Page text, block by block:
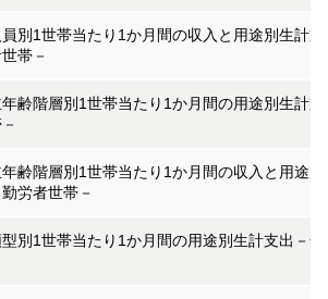
別1世帯当たり1か月間の収入と用途別生計支
帯－
齢階層別1世帯当たり1か月間の用途別生計支
齢階層別1世帯当たり1か月間の収入と用途別
労者世帯－
別1世帯当たり1か月間の用途別生計支出－全